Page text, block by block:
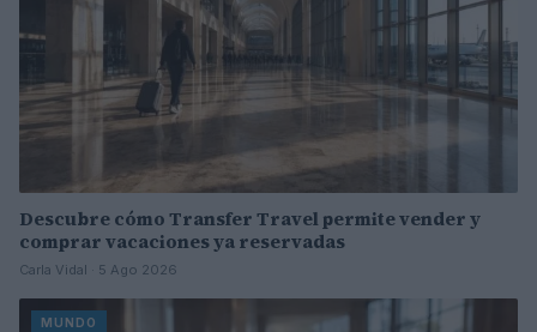
Descubre cómo Transfer Travel permite vender y
comprar vacaciones ya reservadas
Carla Vidal · 5 Ago 2026
MUNDO